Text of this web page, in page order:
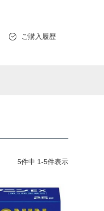
ご購入履歴
5件中 1-5件表示